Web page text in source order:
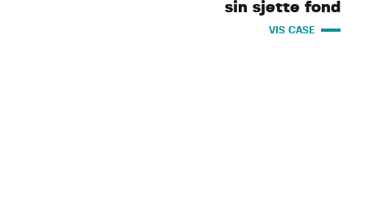
sin sjette fond
VIS CASE